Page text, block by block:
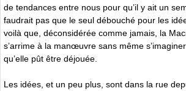
de tendances entre nous pour qu’il y ait un
faudrait pas que le seul débouché pour les
voilà que, déconsidérée comme jamais, la
s’arrime à la manœuvre sans même
qu’elle pût être déjouée.
Les idées, et un peu plus, sont dans la rue